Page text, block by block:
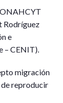
Rodríguez
e
– CENIT).
migración
reproducir